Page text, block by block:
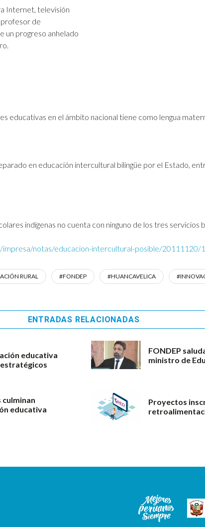
Internet, televisión
profesor de
un progreso anhelado
educativas en el ámbito nacional tiene como lengua
en educación intercultural bilingüe por el Estado,
indígenas no cuenta con ninguno de los tres servicios
notas/educacion-intercultural-posible/20111120/
RURAL #FONDEP #HUANCAVELICA
ENTRADAS RELACIONADAS
educativa
FONDEP
ministro de
culminan
educativa
Proyectos